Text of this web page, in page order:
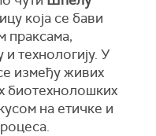
која се бави
праксама,
и технологију. У
између живих
биотехнолошких
на етичке и